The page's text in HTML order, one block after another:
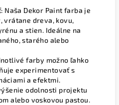
Naša Dekor Paint farba je
vrátane dreva, kovu,
a stien. Ideálne na
starého alebo
farby možno ľahko
experimentovať s
a efektmi.
odolnosti projektu
alebo voskovou pastou.